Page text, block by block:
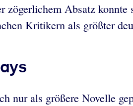
zögerlichem Absatz
Kritikern als größter
nur als größere Novelle